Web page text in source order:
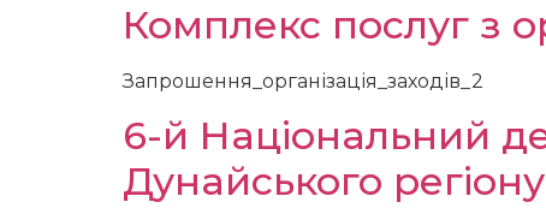
Комплекс послуг з
Запрошення_організація_заходів_2
6-й Національний
Дунайського регіону